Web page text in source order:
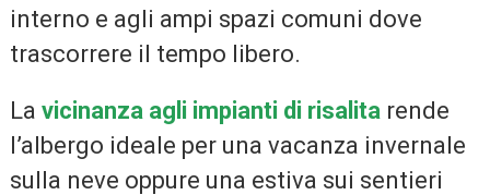
interno e agli ampi spazi comuni dove
trascorrere il tempo libero.
La vicinanza agli impianti di risalita rende
l’albergo ideale per una vacanza invernale
sulla neve oppure una estiva sui sentieri